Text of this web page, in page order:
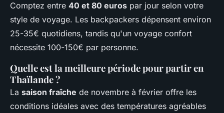
Comptez entre 40 et 80 euros par jour selon votre
style de voyage. Les backpackers dépensent environ
25-35€ quotidiens, tandis qu'un voyage confort
nécessite 100-150€ par personne.
Quelle est la meilleure période pour partir en
Thaïlande ?
La saison fraîche de novembre à février offre les
conditions idéales avec des températures agréables